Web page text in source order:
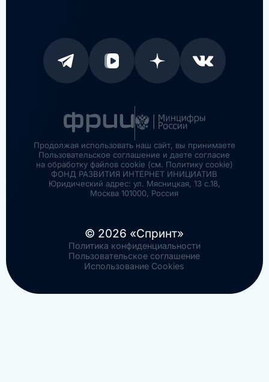
Продолжая использовать наш сайт, вы принимаете
Пользовательское соглашение и даете согласие
на обработку файлов cookie (см. Политику cookie)
ФОНД РАЗВИТИЯ ИНТЕРНЕТ ИНИЦИАТИВ
Юридический адрес: ул. Мясницкая, 13 с.18,
Москва 101000, Россия
© 2026 «Спринт»
Политика конфиденциальности
Пользовательское соглашение
Использование Cookies